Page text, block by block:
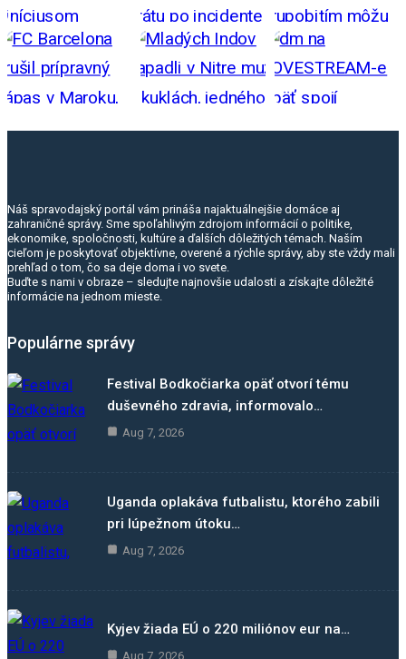
Náš spravodajský portál vám prináša najaktuálnejšie domáce aj
zahraničné správy. Sme spoľahlivým zdrojom informácií o politike,
ekonomike, spoločnosti, kultúre a ďalších dôležitých témach. Naším
cieľom je poskytovať objektívne, overené a rýchle správy, aby ste vždy mali
prehľad o tom, čo sa deje doma i vo svete.
Buďte s nami v obraze – sledujte najnovšie udalosti a získajte dôležité
informácie na jednom mieste.
Populárne správy
Festival Bodkočiarka opäť otvorí tému
duševného zdravia, informovalo…
Aug 7, 2026
Uganda oplakáva futbalistu, ktorého zabili
pri lúpežnom útoku…
Aug 7, 2026
Kyjev žiada EÚ o 220 miliónov eur na…
Aug 7, 2026